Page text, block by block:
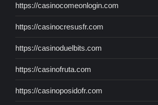
https://casinocomeonlogin.com
https://casinocresusfr.com
https://casinoduelbits.com
https://casinofruta.com
https://casinoposidofr.com